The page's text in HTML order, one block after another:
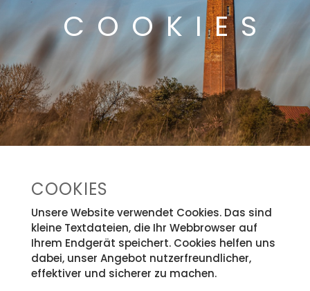
COOKIES
COOKIES
Unsere Website verwendet Cookies. Das sind
kleine Textdateien, die Ihr Webbrowser auf
Ihrem Endgerät speichert. Cookies helfen uns
dabei, unser Angebot nutzerfreundlicher,
effektiver und sicherer zu machen.